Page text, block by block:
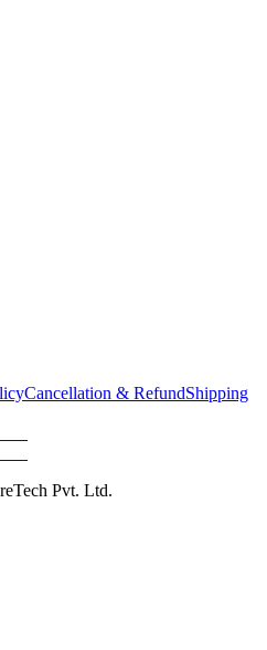
Cancellation & RefundShipping
Pvt. Ltd.